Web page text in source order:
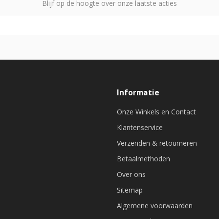
Blijf op de hoogte over onze laatste acties
Informatie
Onze Winkels en Contact
Klantenservice
Verzenden & retourneren
Betaalmethoden
Over ons
Sitemap
Algemene voorwaarden